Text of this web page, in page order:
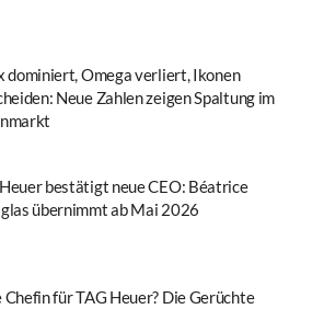
dominiert, Omega verliert, Ikonen
Neue Zahlen zeigen Spaltung im
bestätigt neue CEO: Béatrice
übernimmt ab Mai 2026
Chefin für TAG Heuer? Die Gerüchte